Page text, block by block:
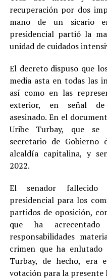
recuperación por dos
mano de un sicario
presidencial partió la
unidad de cuidados
El decreto dispuso que
media asta en todas las
así como en las
exterior, en señal de
asesinado. En el
Uribe Turbay, que se
secretario de Gobierno
alcaldía capitalina, y
2022.
El senador fallecido
presidencial para los
partidos de oposición,
que ha
responsabilidades
crimen que ha
Turbay, de hecho, era
votación para la presente